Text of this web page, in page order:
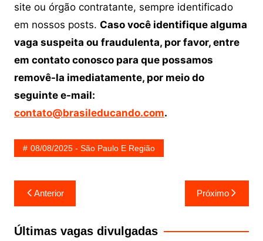
site ou órgão contratante, sempre identificado
em nossos posts. Caso você identifique alguma
vaga suspeita ou fraudulenta, por favor, entre
em contato conosco para que possamos
removê-la imediatamente, por meio do
seguinte e-mail:
contato@brasileducando.com.
08/08/2025 - São Paulo E Região
Navegação
de
Post
Anterior Próximo
Últimas vagas divulgadas